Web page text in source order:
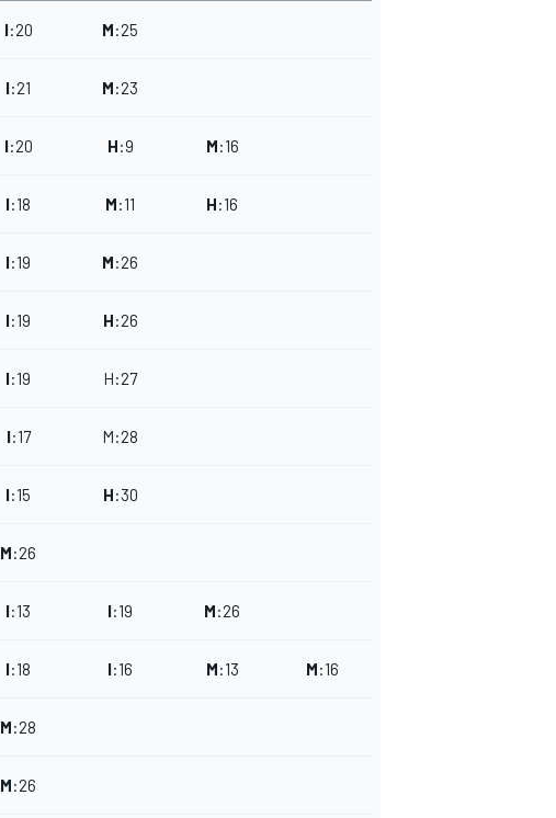
I:20 M:25
I:21 M:23
I:20 H:9 M:16
I:18 M:11 H:16
I:19 M:26
I:19 H:26
I:19 H:27
I:17 M:28
I:15 H:30
M:26
I:13 I:19 M:26
I:18 I:16 M:13 M:16
M:28
M:26